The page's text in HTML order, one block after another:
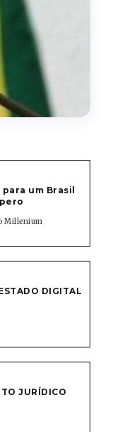
um Brasil
Millenium
DIGITAL
JURÍDICO